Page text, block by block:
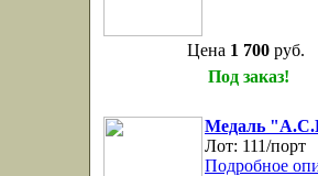
Цена 1 700 руб.
Под заказ!
Медаль
Лот: 111/порт
Подробное